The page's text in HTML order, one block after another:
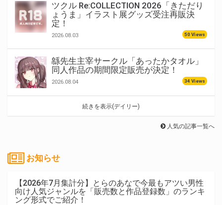
ツクル Re:COLLECTION 2026「きただり
ょうま」イラスト展グッズ受注再販決
定！
2026.08.03 50 Views
緜先生主宰サークル「あったかタオル」
同人作品の期間限定販売が決定！
2026.08.04 34 Views
続きを表示(デイリー)
人気の記事一覧へ
お知らせ
【2026年7月集計分】とらのあなで今最もアツい男性
向け人気ジャンルを「販売数と作品登録数」のランキ
ング形式でご紹介！